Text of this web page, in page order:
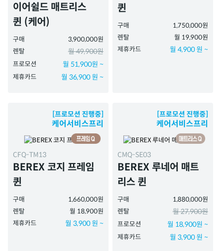
이어쉴드 매트리스
퀸 (케어)
구매
3,900,000원
렌탈
월 49,900원
프로모션 월 51,900원 ~
제휴카드 월 36,900 원 ~
퀸
구매
1,750,000원
렌탈
월 19,900원
제휴카드
월 4,900 원 ~
[프로모션 진행중]
케어서비스프리
CFQ-TM13
BEREX 코지 프레임
퀸
구매
1,660,000원
렌탈
월 18,900원
제휴카드
월 3,900 원 ~
[프로모션 진행중]
케어서비스프리
CMQ-SE03
BEREX 루네어 매트
리스 퀸
구매
1,880,000원
렌탈
월 27,900원
프로모션 월 18,900원 ~
제휴카드 월 3,900 원 ~